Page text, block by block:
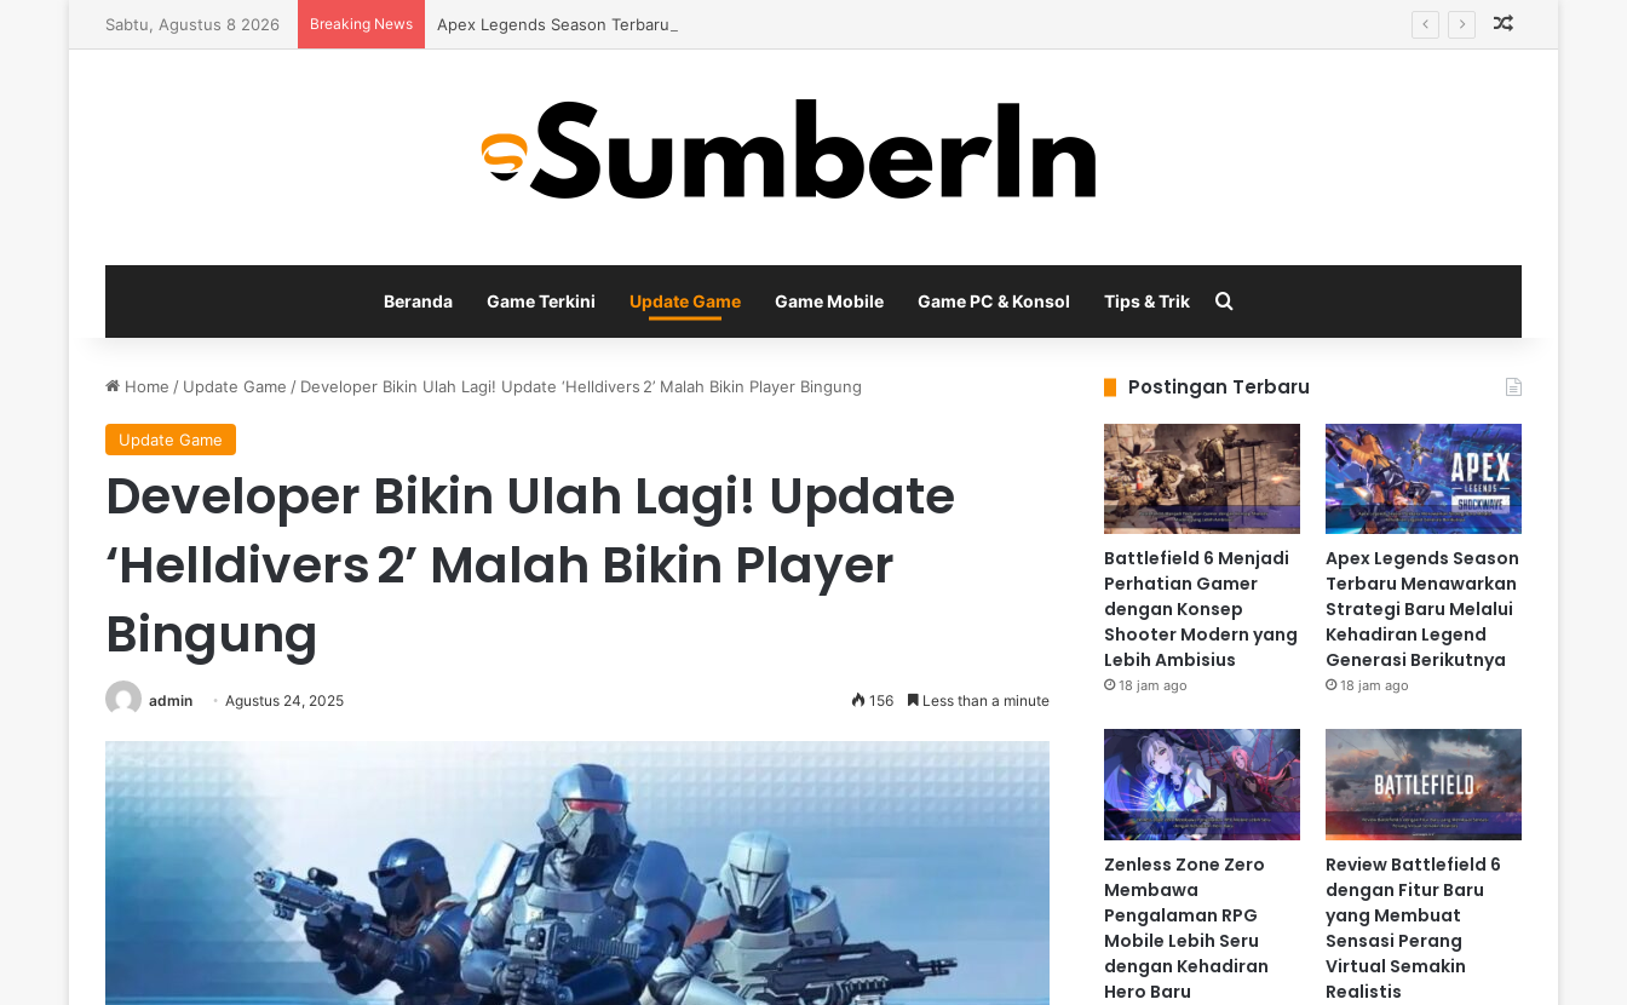
Sabtu, Agustus 8 2026 Breaking News Apex Legends Season Terbaru Menawarkan Strategi Baru Melalui Kehadiran Legend Generasi Berikutnya
Beranda Game Terkini Update Game Game Mobile Game PC & Konsol Tips & Trik
Home / Update Game / Developer Bikin Ulah Lagi! Update ‘Helldivers 2’ Malah Bikin Player Bingung
Update Game
Developer Bikin Ulah Lagi! Update
‘Helldivers 2’ Malah Bikin Player
Bingung
admin Agustus 24, 2025 156 Less than a minute
Postingan Terbaru
Battlefield 6 Menjadi
Perhatian Gamer
dengan Konsep
Shooter Modern yang
Lebih Ambisius
18 jam ago
Apex Legends Season
Terbaru Menawarkan
Strategi Baru Melalui
Kehadiran Legend
Generasi Berikutnya
18 jam ago
Zenless Zone Zero
Membawa
Pengalaman RPG
Mobile Lebih Seru
dengan Kehadiran
Hero Baru
Review Battlefield 6
dengan Fitur Baru
yang Membuat
Sensasi Perang
Virtual Semakin
Realistis